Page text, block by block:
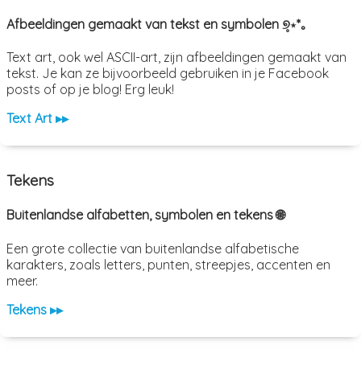
Afbeeldingen gemaakt van tekst en symbolen ୭̥⋆*｡
Text art, ook wel ASCII-art, zijn afbeeldingen gemaakt van
tekst. Je kan ze bijvoorbeeld gebruiken in je Facebook
posts of op je blog! Erg leuk!
Text Art ▸▸
Tekens
Buitenlandse alfabetten, symbolen en tekens 🌐
Een grote collectie van buitenlandse alfabetische
karakters, zoals letters, punten, streepjes, accenten en
meer.
Tekens ▸▸